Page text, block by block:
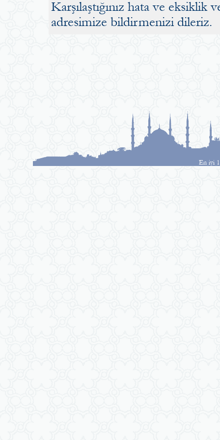
Karşılaştığınız hata ve
adresimize bildirmenizi dileriz.
En iyi